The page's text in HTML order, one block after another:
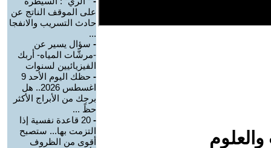
على الموقف الناتج عن
حادث التسريب والانفجا
...
- سؤال يسير عن
-مرشّات المياه- أربك
الفيزيائيين لسنوات
-
حظك اليوم الأحد 9
اغسطس 2026.. هل
برجك من الأبراج الأكثر
حظً ...
-
20 قاعدة نفسية إذا
التزمت بها... ستصبح
أقوى من الظروف